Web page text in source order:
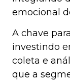
emocional
A chave
investindo
coleta e
que a